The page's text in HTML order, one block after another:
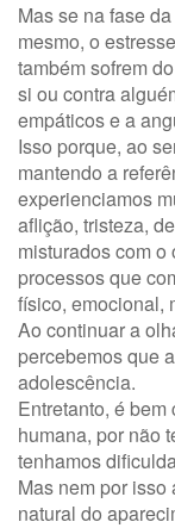
Mas se na fase
mesmo, o
também sofrem
si ou contra
empáticos e a
Isso porque, ao
mantendo a
experienciamos
aflição, tristeza,
misturados com
processos que
físico, emocional,
Ao continuar a
percebemos que
adolescência.
Entretanto, é
humana, por não
tenhamos
Mas nem por
natural do